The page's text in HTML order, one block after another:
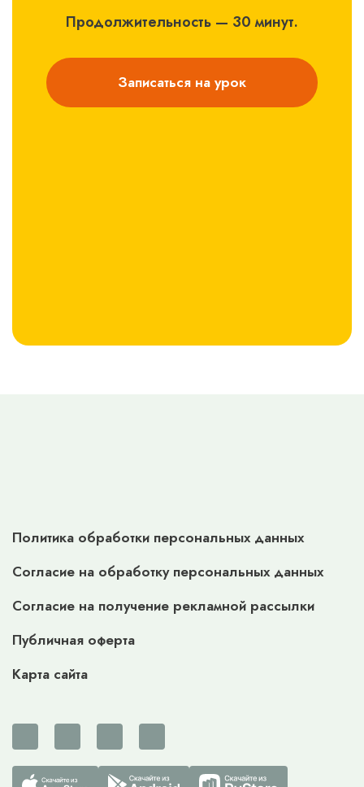
Продолжительность — 30 минут.
Записаться на урок
Политика обработки персональных данных
Согласие на обработку персональных данных
Согласие на получение рекламной рассылки
Публичная оферта
Карта сайта